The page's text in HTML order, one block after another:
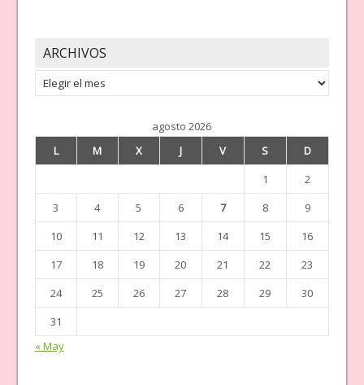
ARCHIVOS
Archivos
agosto 2026
L
M X J V S
D
1
2
3
4 5 6 7 8
9
10
11 12 13 14 15
16
17
18 19 20 21 22
23
24
25 26 27 28 29
30
31
« May